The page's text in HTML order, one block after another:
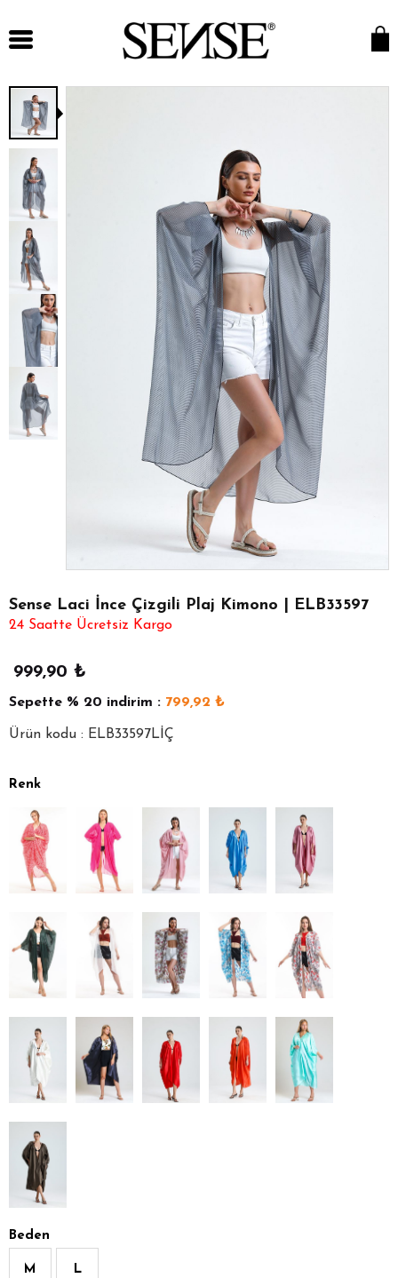
Sense Laci İnce Çizgili Plaj Kimono | ELB33597
24 Saatte Ücretsiz Kargo
999,90 ₺
Sepette % 20 indirim : 799,92 ₺
Ürün kodu : ELB33597LİÇ
Renk
Beden
M L